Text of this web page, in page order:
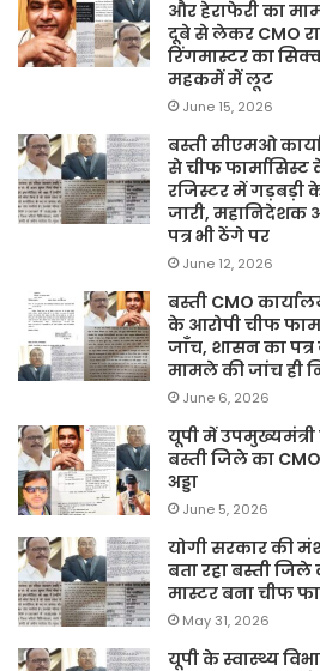
और हेराफेरी का
दूबे से लेकर CMO
रिंगमास्टर का
महकमें में लूट
June 15, 2026
बस्ती सीएमओ
से चीफ फार्मासिस्ट
रजिस्टर में गड़बड़ी
जारी, महानिदेशक
पत्र भी ठेंगे पर
June 12, 2026
बस्ती CMO
के आरोपी चीफ
जाँच, शासन का पत्र
मामले की जांच ही
June 6, 2026
यूपी में उपमुख्यमंत्री
बस्ती जिले का
अड्डा
June 5, 2026
योगी सरकार की
बता रहा बस्ती
मास्टर बना चीफ
May 31, 2026
यूपी के स्वास्थ्य